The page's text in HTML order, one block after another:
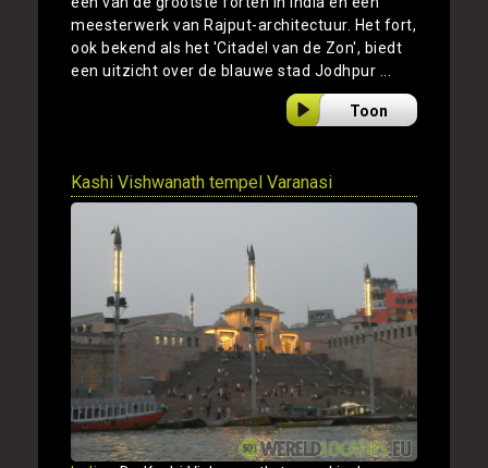
meesterwerk van Rajput-architectuur. Het fort,
ook bekend als het 'Citadel van de Zon', biedt
een uitzicht over de blauwe stad Jodhpur ...
Toon
Kashi Vishwanath tempel Varanasi